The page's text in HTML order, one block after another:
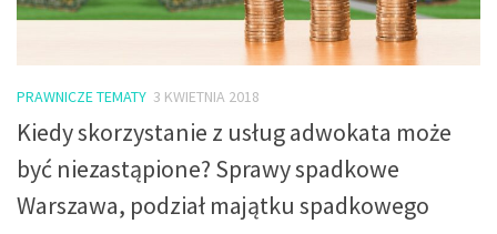
PRAWNICZE TEMATY 3 KWIETNIA 2018
Kiedy skorzystanie z usług adwokata może
być niezastąpione? Sprawy spadkowe
Warszawa, podział majątku spadkowego